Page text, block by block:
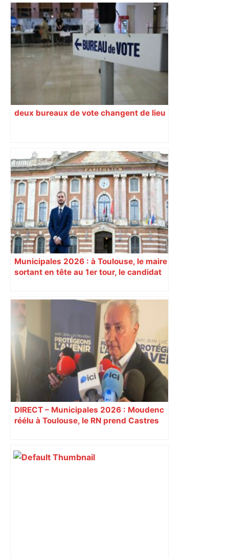
deux bureaux de vote changent de lieu
Municipales 2026 : à Toulouse, le maire
sortant en tête au 1er tour, le candidat
DIRECT – Municipales 2026 : Moudenc
réélu à Toulouse, le RN prend Castres